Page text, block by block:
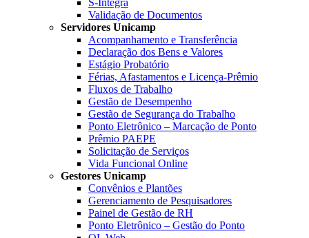
S-Integra
Validação de Documentos
Servidores Unicamp
Acompanhamento e Transferência
Declaração dos Bens e Valores
Estágio Probatório
Férias, Afastamentos e Licença-Prêmio
Fluxos de Trabalho
Gestão de Desempenho
Gestão de Segurança do Trabalho
Ponto Eletrônico – Marcação de Ponto
Prêmio PAEPE
Solicitação de Serviços
Vida Funcional Online
Gestores Unicamp
Convênios e Plantões
Gerenciamento de Pesquisadores
Painel de Gestão de RH
Ponto Eletrônico – Gestão do Ponto